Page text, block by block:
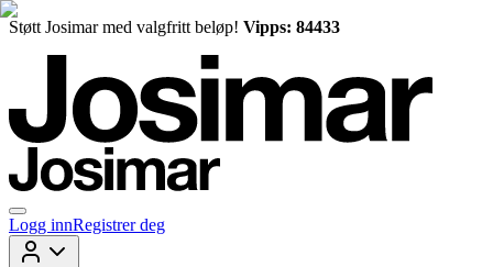
Støtt Josimar med valgfritt beløp! Vipps: 84433
Logg innRegistrer deg